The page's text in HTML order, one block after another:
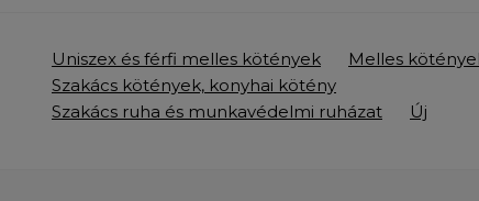
Uniszex és férfi melles kötények
Melles
Szakács kötények, konyhai kötény
Szakács ruha és munkavédelmi ruházat
Új